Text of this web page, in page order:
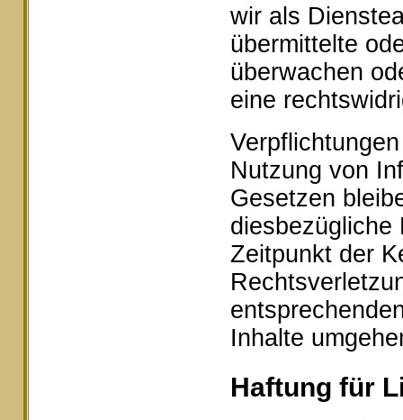
wir als
übermittelte
überwachen
eine
Nutzung von
Gesetzen
diesbezügliche
Zeitpunkt der
Inhalte
Haftung für